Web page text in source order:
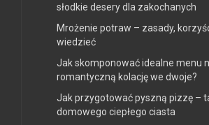
słodkie desery dla zakochanych
Mrożenie potraw – zasady,
wiedzieć
Jak skomponować idealne menu
romantyczną kolację we dwoje?
Jak przygotować pyszną pizzę –
domowego ciepłego ciasta